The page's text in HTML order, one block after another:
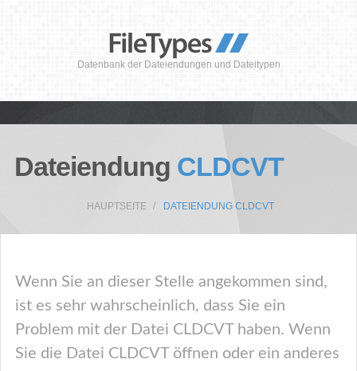
Datenbank der Dateiendungen und Dateitypen
Dateiendung CLDCVT
HAUPTSEITE DATEIENDUNG CLDCVT
Wenn Sie an dieser Stelle angekommen sind,
ist es sehr wahrscheinlich, dass Sie ein
Problem mit der Datei CLDCVT haben. Wenn
Sie die Datei CLDCVT öffnen oder ein anderes